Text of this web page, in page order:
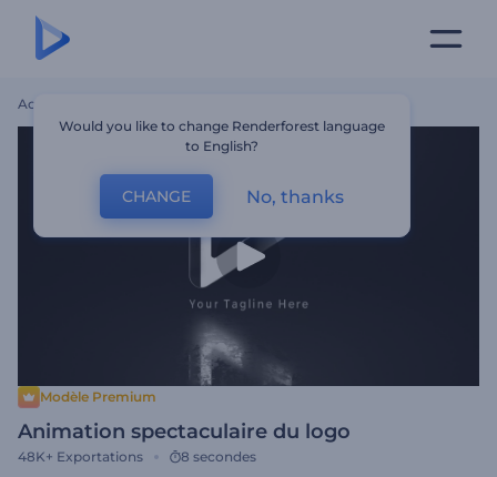
Accueil
Modèle Premium
Animation spectaculaire du logo
48K+ Exportations 8 secondes
Would you like to change Renderforest language
to English?
CHANGE No, thanks